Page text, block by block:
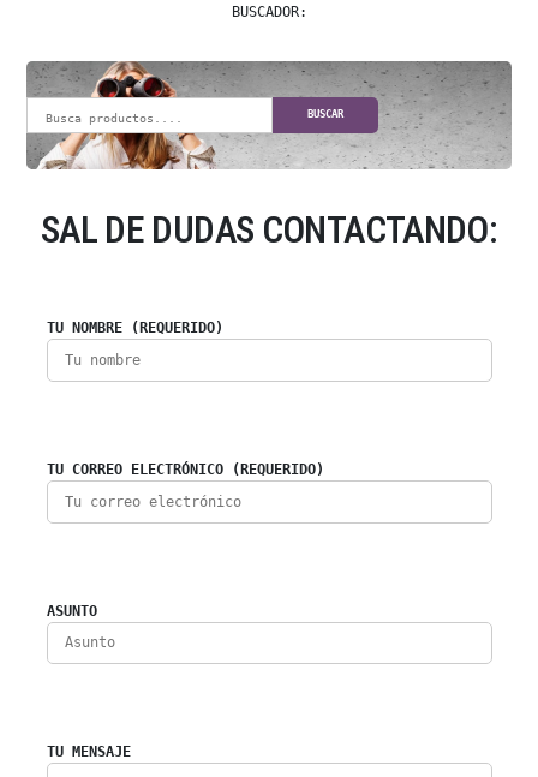
BUSCADOR:
BUSCAR
SAL DE DUDAS CONTACTANDO:
TU NOMBRE (REQUERIDO)
TU CORREO ELECTRÓNICO (REQUERIDO)
ASUNTO
TU MENSAJE